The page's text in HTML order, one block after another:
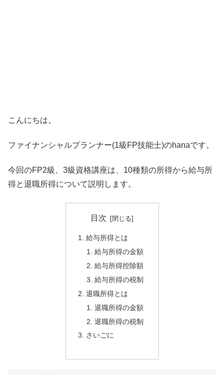
こんにちは。
ファイナンシャルプランナー(1級FP技能士)のhanaです。
今回のFP2級、3級資格講座は、10種類の所得から給与所
得と退職所得について説明します。
目次
給与所得とは
給与所得の金額
給与所得控除額
給与所得の税制
退職所得とは
退職所得の金額
退職所得の税制
さいごに